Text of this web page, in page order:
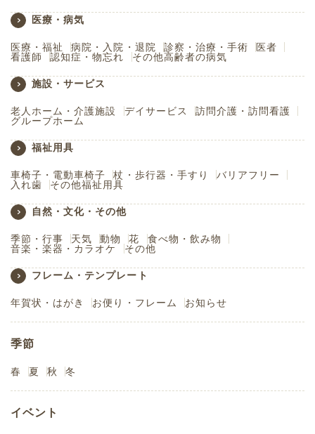
医療・病気
医療・福祉 病院・入院・退院 診察・治療・手術
医者
看護師
認知症・物忘れ その他高齢者の病気
施設・サービス
老人ホーム・介護施設 デイサービス
訪問介護・訪問看護
グループホーム
福祉用具
車椅子・電動車椅子 杖・歩行器・手すり
バリアフリー
入れ歯
その他福祉用具
自然・文化・その他
季節・行事 天気 動物 花
食べ物・飲み物
音楽・楽器・カラオケ
その他
フレーム・テンプレート
年賀状・はがき お便り・フレーム お知らせ
季節
春 夏 秋 冬
イベント